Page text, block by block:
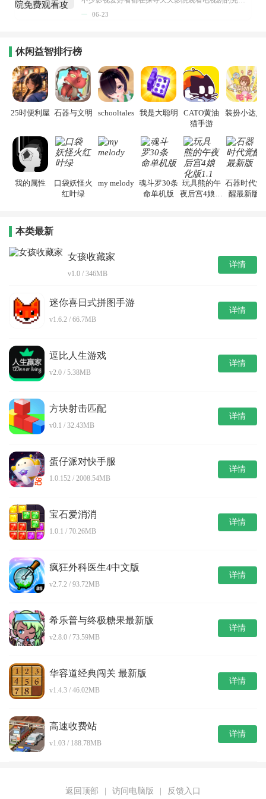
06-23
休闲益智排行榜
25时便利屋 石器与文明 schooltales 我是大聪明
CATO黄油
猫手游
装扮小达人
我的属性
口袋妖怪火
红叶绿
my melody 魂斗罗30条
命单机版
玩具熊的午
夜后宫4娘化
石器时代觉
醒最新版
本类最新
女孩收藏家
v1.0 / 346MB
详情
迷你喜日式拼图手游
v1.6.2 / 66.7MB
详情
逗比人生游戏
v2.0 / 5.38MB
详情
方块射击匹配
v0.1 / 32.43MB
详情
蛋仔派对快手服
1.0.152 / 2008.54MB
详情
宝石爱消消
1.0.1 / 70.26MB
详情
疯狂外科医生4中文版
v2.7.2 / 93.72MB
详情
希乐普与终极糖果最新版
v2.8.0 / 73.59MB
详情
华容道经典闯关 最新版
v1.4.3 / 46.02MB
详情
高速收费站
v1.03 / 188.78MB
详情
返回顶部 访问电脑版 反馈入口